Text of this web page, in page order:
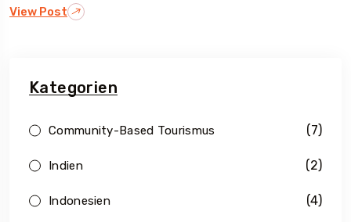
View Post
Kategorien
Community-Based Tourismus (7)
Indien (2)
Indonesien (4)